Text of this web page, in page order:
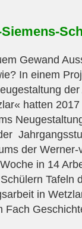
Gewand
In einem
hatten
der Werner-
in 14
Tafeln
in
Fach